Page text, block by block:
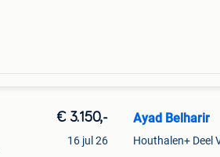
€ 3.150,-
16 jul 26
Ayad Belharir